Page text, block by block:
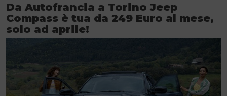
Da Autofrancia a Torino Jeep
Compass è tua da 249 Euro al mese,
solo ad aprile!